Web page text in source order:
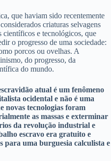
que haviam sido recentemente
criaturas selvagens
científicos e tecnológicos, que
o progresso de uma sociedade:
porcos ou ovelhas. A
do progresso, da
do mundo.
atual é um fenômeno
ocidental e não é uma
novas tecnologias foram
as massas e exterminar
da revolução industrial e
escravo era gratuito e
para uma burguesia calculista e